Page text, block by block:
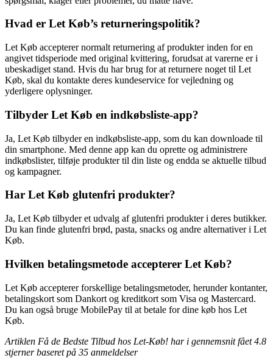
Hvad er Let Køb’s returneringspolitik?
Let Køb accepterer normalt returnering af produkter inden for en
angivet tidsperiode med original kvittering, forudsat at varerne er i
ubeskadiget stand. Hvis du har brug for at returnere noget til Let
Køb, skal du kontakte deres kundeservice for vejledning og
yderligere oplysninger.
Tilbyder Let Køb en indkøbsliste-app?
Ja, Let Køb tilbyder en indkøbsliste-app, som du kan downloade til
din smartphone. Med denne app kan du oprette og administrere
indkøbslister, tilføje produkter til din liste og endda se aktuelle tilbud
og kampagner.
Har Let Køb glutenfri produkter?
Ja, Let Køb tilbyder et udvalg af glutenfri produkter i deres butikker.
Du kan finde glutenfri brød, pasta, snacks og andre alternativer i Let
Køb.
Hvilken betalingsmetode accepterer Let Køb?
Let Køb accepterer forskellige betalingsmetoder, herunder kontanter,
betalingskort som Dankort og kreditkort som Visa og Mastercard.
Du kan også bruge MobilePay til at betale for dine køb hos Let
Køb.
Artiklen Få de Bedste Tilbud hos Let-Køb! har i gennemsnit fået4.8
stjerner baseret på 35 anmeldelser